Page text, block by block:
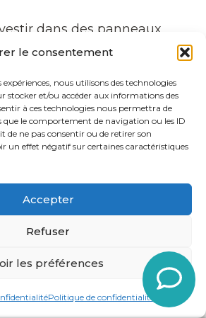
le consentement
nous utilisons des technologies
stocker et/ou accéder aux informations des
à ces technologies nous permettra de
que le comportement de navigation ou les ID
de ne pas consentir ou de retirer son
un effet négatif sur certaines caractéristiques
Accepter
Refuser
les préférences
Politique de confidentialité
dans des panneaux
avecLozère Solaire Clim
et financièrement
vous envisagiez
ou la revente, les
photovoltaïques sont
Ballon
rénovation
et pompe à chaleur